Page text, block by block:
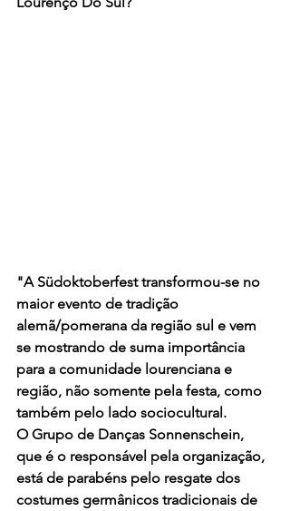
"A Südoktoberfest transformou-se no
maior evento de tradição
alemã/pomerana da região sul e vem
se mostrando de suma importância
para a comunidade lourenciana e
região, não somente pela festa, como
também pelo lado sociocultural.
O Grupo de Danças Sonnenschein,
que é o responsável pela organização,
está de parabéns pelo resgate dos
costumes germânicos tradicionais de